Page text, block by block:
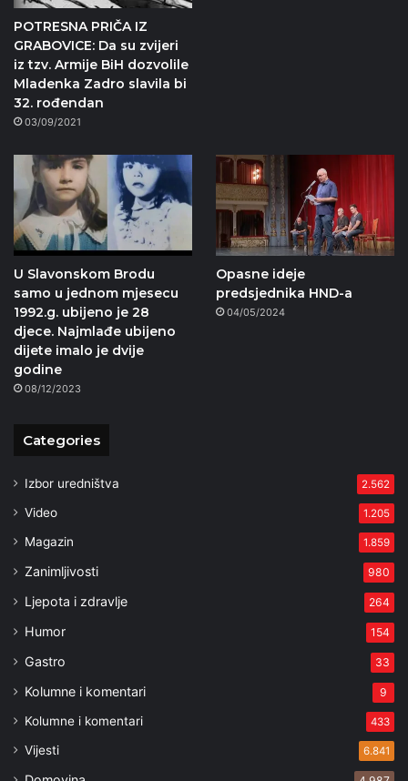
POTRESNA PRIČA IZ
GRABOVICE: Da su zvijeri
iz tzv. Armije BiH dozvolile
Mladenka Zadro slavila bi
32. rođendan
03/09/2021
U Slavonskom Brodu
samo u jednom mjesecu
1992.g. ubijeno je 28
djece. Najmlađe ubijeno
dijete imalo je dvije
godine
08/12/2023
Opasne ideje
predsjednika HND-a
04/05/2024
Categories
Izbor uredništva 2.562
Video 1.205
Magazin 1.859
Zanimljivosti 980
Ljepota i zdravlje 264
Humor 154
Gastro 33
Kolumne i komentari 9
Kolumne i komentari 433
Vijesti 6.841